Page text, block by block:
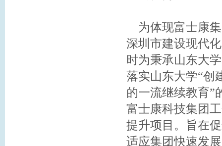
为体现富士康集
深圳市建设现代
时为秉承山东大
落实山东大学“创
的一流继续教育”
富士康科技集团
提升项目。旨在
适应集团快速发